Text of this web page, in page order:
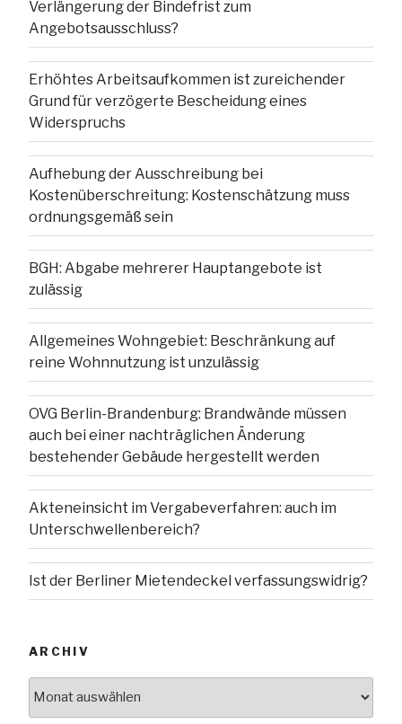
Verlängerung der Bindefrist zum
Angebotsausschluss?
Erhöhtes Arbeitsaufkommen ist zureichender
Grund für verzögerte Bescheidung eines
Widerspruchs
Aufhebung der Ausschreibung bei
Kostenüberschreitung: Kostenschätzung muss
ordnungsgemäß sein
BGH: Abgabe mehrerer Hauptangebote ist
zulässig
Allgemeines Wohngebiet: Beschränkung auf
reine Wohnnutzung ist unzulässig
OVG Berlin-Brandenburg: Brandwände müssen
auch bei einer nachträglichen Änderung
bestehender Gebäude hergestellt werden
Akteneinsicht im Vergabeverfahren: auch im
Unterschwellenbereich?
Ist der Berliner Mietendeckel verfassungswidrig?
ARCHIV